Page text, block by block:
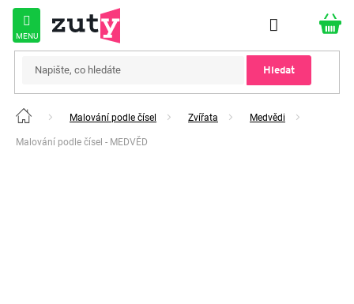
Přejít
obsah
Hledat
Domů Malování podle čísel Zvířata Medvědi
Malování podle čísel - MEDVĚD